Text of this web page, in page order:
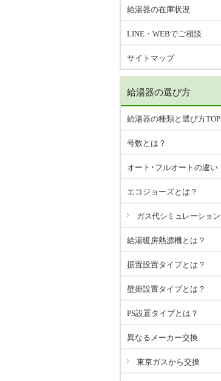
給湯器の在庫状況
LINE・WEBでご相談
サイトマップ
給湯器の選び方
給湯器の種類と選び方TOP
号数とは？
オート･フルオートの違い
エコジョーズとは？
ガス代シミュレーション
給湯暖房熱源機とは？
据置設置タイプとは？
壁掛設置タイプとは？
PS設置タイプとは？
異なるメーカー交換
東京ガスから交換